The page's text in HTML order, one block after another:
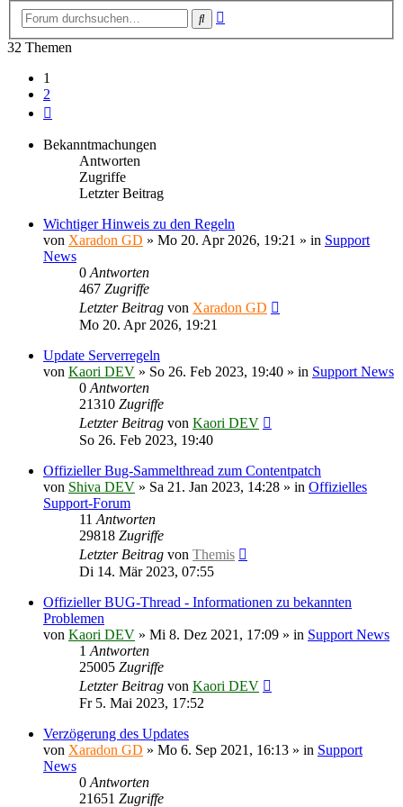
Suche
32 Themen
1
2
Bekanntmachungen
Antworten
Zugriffe
Letzter Beitrag
Wichtiger Hinweis zu den Regeln
von Xaradon GD » Mo 20. Apr 2026, 19:21 » in Support
News
0 Antworten
467 Zugriffe
Letzter Beitrag von Xaradon GD
Mo 20. Apr 2026, 19:21
Update Serverregeln
von Kaori DEV » So 26. Feb 2023, 19:40 » in Support News
0 Antworten
21310 Zugriffe
Letzter Beitrag von Kaori DEV
So 26. Feb 2023, 19:40
Offizieller Bug-Sammelthread zum Contentpatch
von Shiva DEV » Sa 21. Jan 2023, 14:28 » in Offizielles
Support-Forum
11 Antworten
29818 Zugriffe
Letzter Beitrag von Themis
Di 14. Mär 2023, 07:55
Offizieller BUG-Thread - Informationen zu bekannten
Problemen
von Kaori DEV » Mi 8. Dez 2021, 17:09 » in Support News
1 Antworten
25005 Zugriffe
Letzter Beitrag von Kaori DEV
Fr 5. Mai 2023, 17:52
Verzögerung des Updates
von Xaradon GD » Mo 6. Sep 2021, 16:13 » in Support
News
0 Antworten
21651 Zugriffe